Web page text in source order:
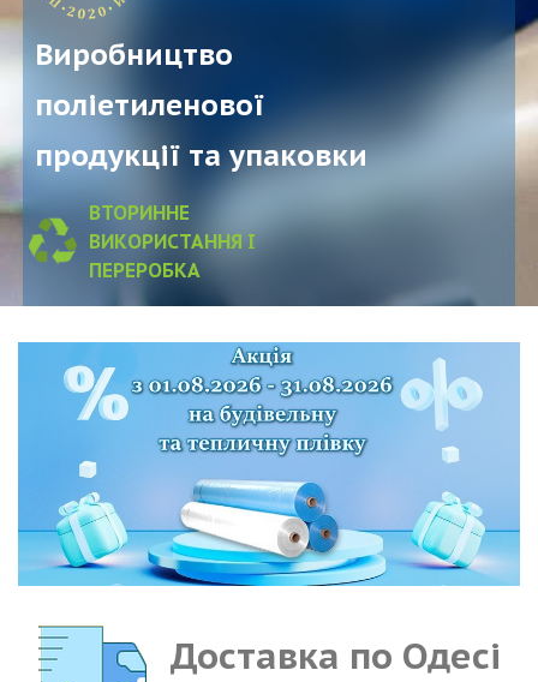
Виробництво
поліетиленової
продукції та упаковки
ВТОРИННЕ
ВИКОРИСТАННЯ І
ПЕРЕРОБКА
Доставка по Одесі